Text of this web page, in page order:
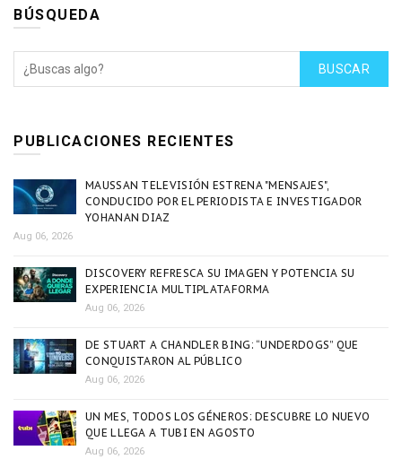
BÚSQUEDA
BUSCAR
PUBLICACIONES RECIENTES
MAUSSAN TELEVISIÓN ESTRENA "MENSAJES",
CONDUCIDO POR EL PERIODISTA E INVESTIGADOR
YOHANAN DIAZ
Aug 06, 2026
DISCOVERY REFRESCA SU IMAGEN Y POTENCIA SU
EXPERIENCIA MULTIPLATAFORMA
Aug 06, 2026
DE STUART A CHANDLER BING: “UNDERDOGS” QUE
CONQUISTARON AL PÚBLICO
Aug 06, 2026
UN MES, TODOS LOS GÉNEROS: DESCUBRE LO NUEVO
QUE LLEGA A TUBI EN AGOSTO
Aug 06, 2026